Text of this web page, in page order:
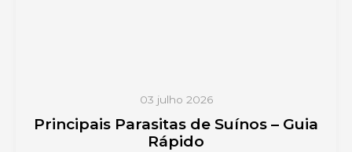
03 julho 2026
Principais Parasitas de Suínos – Guia
Rápido